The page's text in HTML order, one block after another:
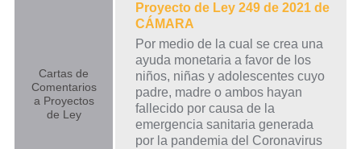
Cartas de
Comentarios
a Proyectos
de Ley
Proyecto de Ley 249 de 2021 de
CÁMARA
Por medio de la cual se crea una
ayuda monetaria a favor de los
niños, niñas y adolescentes cuyo
padre, madre o ambos hayan
fallecido por causa de la
emergencia sanitaria generada
por la pandemia del Coronavirus